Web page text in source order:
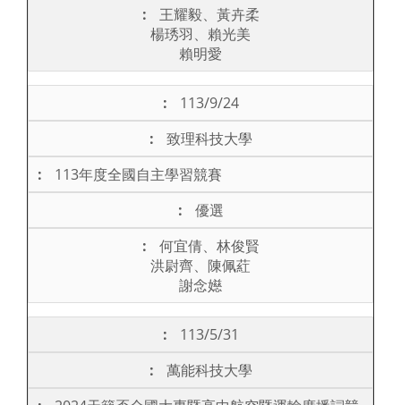
王耀毅、黃卉柔
楊琇羽、賴光美
賴明愛
113/9/24
致理科技大學
113年度全國自主學習競賽
優選
何宜倩、林俊賢
洪尉齊、陳佩葒
謝念嬨
113/5/31
萬能科技大學